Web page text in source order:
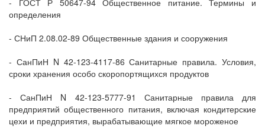
- ГОСТ Р 50647-94 Общественное питание. Термины и
определения
- СНиП 2.08.02-89 Общественные здания и сооружения
- СанПиН N 42-123-4117-86 Санитарные правила. Условия,
сроки хранения особо скоропортящихся продуктов
- СанПиН N 42-123-5777-91 Санитарные правила для
предприятий общественного питания, включая кондитерские
цехи и предприятия, вырабатывающие мягкое мороженое